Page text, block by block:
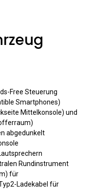
Free Steuerung
Smartphones)
Mittelkonsole) und
abgedunkelt
Rundinstrument
für
Ladekabel für